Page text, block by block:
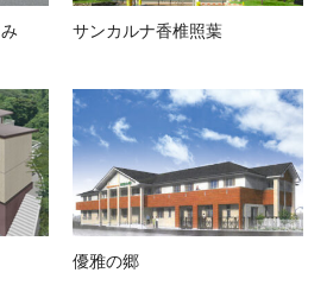
サンカルナ香椎照葉
優雅の郷